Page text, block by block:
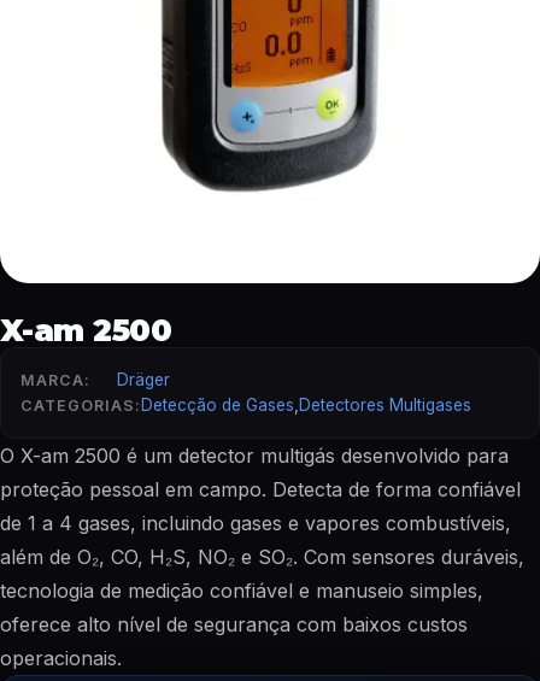
X-am 2500
MARCA: Dräger
CATEGORIAS: Detecção de Gases,Detectores Multigases
O X-am 2500 é um detector multigás desenvolvido para
proteção pessoal em campo. Detecta de forma confiável
de 1 a 4 gases, incluindo gases e vapores combustíveis,
além de O₂, CO, H₂S, NO₂ e SO₂. Com sensores duráveis,
tecnologia de medição confiável e manuseio simples,
oferece alto nível de segurança com baixos custos
operacionais.